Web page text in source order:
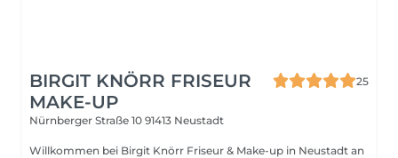
BIRGIT KNÖRR FRISEUR
MAKE-UP
25
Nürnberger Straße 10 91413 Neustadt
Willkommen bei Birgit Knörr Friseur & Make-up in Neustadt an